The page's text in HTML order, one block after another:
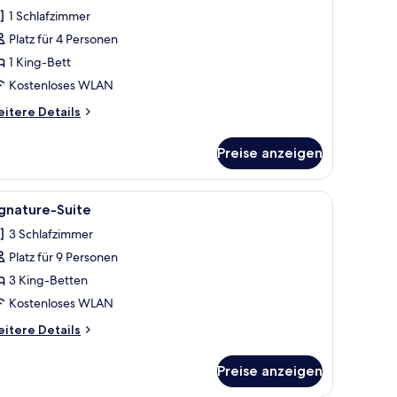
1 Schlafzimmer
Platz für 4 Personen
1 King-Bett
Kostenloses WLAN
Details
Preise anzeigen
Tür zu einem anderen Raum.
bequemen Sitzmöglichkeiten und Blick ins Freie.Ein Hotelzimmer mit einem großen Bett,
6 Suite
3 Schlafzimmer
Platz für 9 Personen
3 King-Betten
Kostenloses WLAN
Details
Preise anzeigen